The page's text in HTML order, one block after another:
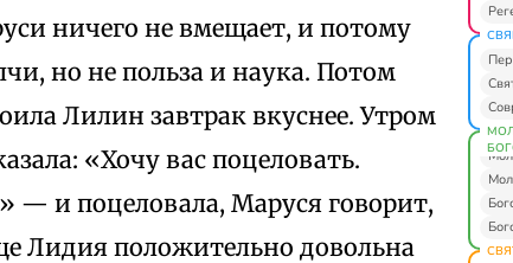
ничего не вмещает, и потому
но не польза и наука. Потом
Лилин завтрак вкуснее. Утром
«Хочу вас поцеловать.
— и поцеловала, Маруся говорит,
Лидия положительно довольна